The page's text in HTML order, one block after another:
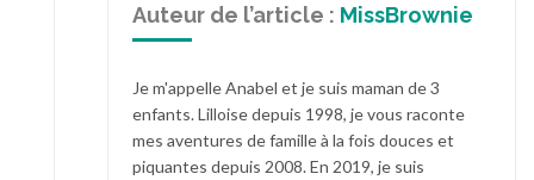
Auteur de l’article : MissBrownie
Je m'appelle Anabel et je suis maman de 3
enfants. Lilloise depuis 1998, je vous raconte
mes aventures de famille à la fois douces et
piquantes depuis 2008. En 2019, je suis